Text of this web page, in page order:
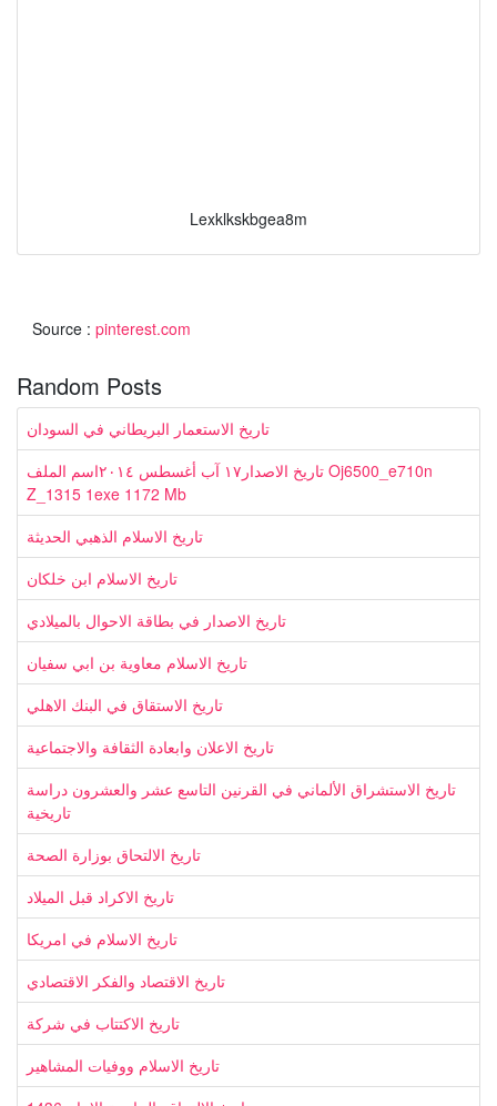
Lexklkskbgea8m
Source : pinterest.com
Random Posts
تاريخ الاستعمار البريطاني في السودان
تاريخ الاصدار١٧ آب أغسطس ٢٠١٤اسم الملف Oj6500_e710n
Z_1315 1exe 1172 Mb
تاريخ الاسلام الذهبي الحديثة
تاريخ الاسلام ابن خلكان
تاريخ الاصدار في بطاقة الاحوال بالميلادي
تاريخ الاسلام معاوية بن ابي سفيان
تاريخ الاستقاق في البنك الاهلي
تاريخ الاعلان وابعادة الثقافة والاجتماعية
تاريخ الاستشراق الألماني في القرنين التاسع عشر والعشرون دراسة
تاريخية
تاريخ الالتحاق بوزارة الصحة
تاريخ الاكراد قبل الميلاد
تاريخ الاسلام في امريكا
تاريخ الاقتصاد والفكر الاقتصادي
تاريخ الاكتتاب في شركة
تاريخ الاسلام ووفيات المشاهير